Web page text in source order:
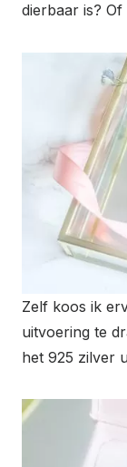
dierbaar is?
Zelf koos ik
uitvoering te
het 925 zilver